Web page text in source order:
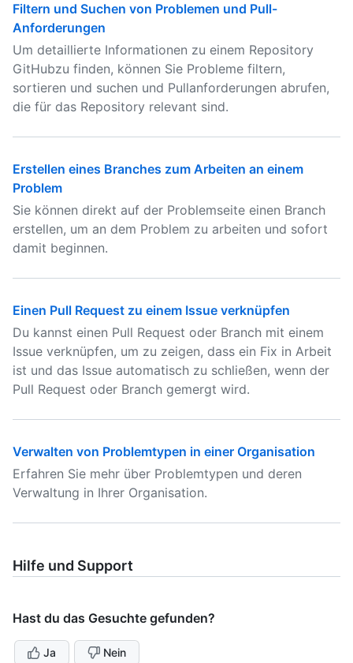
Filtern und Suchen von Problemen und Pull-
Anforderungen
Um detaillierte Informationen zu einem Repository
GitHubzu finden, können Sie Probleme filtern,
sortieren und suchen und Pullanforderungen abrufen,
die für das Repository relevant sind.
Erstellen eines Branches zum Arbeiten an einem
Problem
Sie können direkt auf der Problemseite einen Branch
erstellen, um an dem Problem zu arbeiten und sofort
damit beginnen.
Einen Pull Request zu einem Issue verknüpfen
Du kannst einen Pull Request oder Branch mit einem
Issue verknüpfen, um zu zeigen, dass ein Fix in Arbeit
ist und das Issue automatisch zu schließen, wenn der
Pull Request oder Branch gemergt wird.
Verwalten von Problemtypen in einer Organisation
Erfahren Sie mehr über Problemtypen und deren
Verwaltung in Ihrer Organisation.
Hilfe und Support
Hast du das Gesuchte gefunden?
Ja Nein